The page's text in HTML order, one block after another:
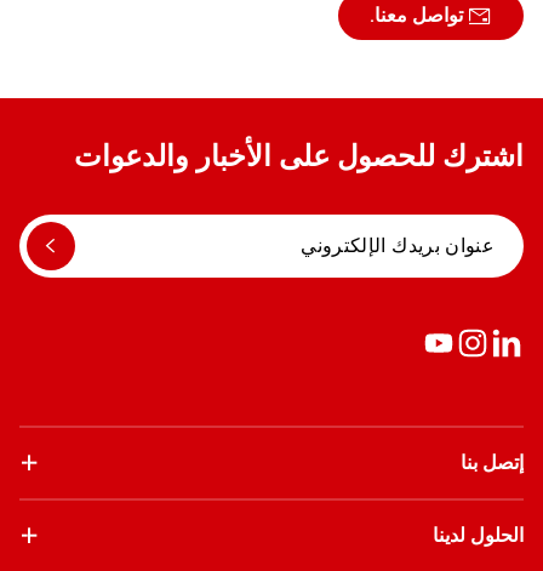
تواصل معنا.
اشترك للحصول على الأخبار والدعوات
إتصل بنا
الحلول لدينا